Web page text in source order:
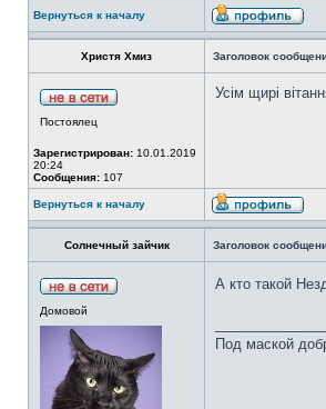
Вернуться к началу
Христя Хмиз Заголовок
Постоялец
Зарегистрирован: 10.01.2019
20:24
Сообщения: 107
Усім щирі
Вернуться к началу
Солнечный зайчик Заголовок
Домовой
А кто такой
Под маской